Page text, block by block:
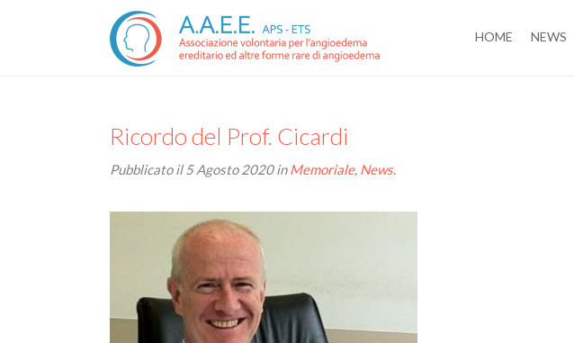
HOME NEWS
Ricordo del Prof. Cicardi
Pubblicato il5 Agosto 2020inMemoriale, News.